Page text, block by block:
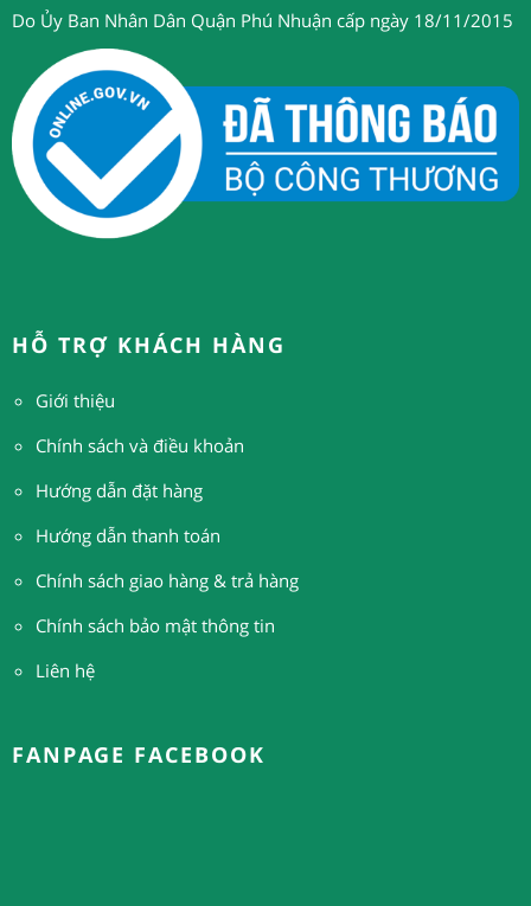
Do Ủy Ban Nhân Dân Quận Phú Nhuận cấp ngày 18/11/2015
HỖ TRỢ KHÁCH HÀNG
Giới thiệu
Chính sách và điều khoản
Hướng dẫn đặt hàng
Hướng dẫn thanh toán
Chính sách giao hàng & trả hàng
Chính sách bảo mật thông tin
Liên hệ
FANPAGE FACEBOOK